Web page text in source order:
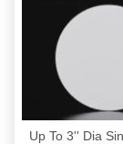
Up To 3'' Dia